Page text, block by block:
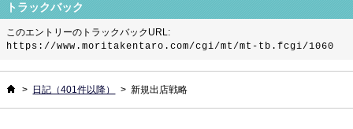
トラックバック
このエントリーのトラックバックURL:
https://www.moritakentaro.com/cgi/mt/mt-tb.fcgi/1060
ホーム
> 日記（401件以降） > 新規出店戦略